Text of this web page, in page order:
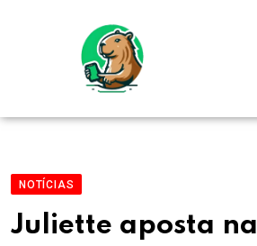
NOTÍCIAS
Juliette aposta na